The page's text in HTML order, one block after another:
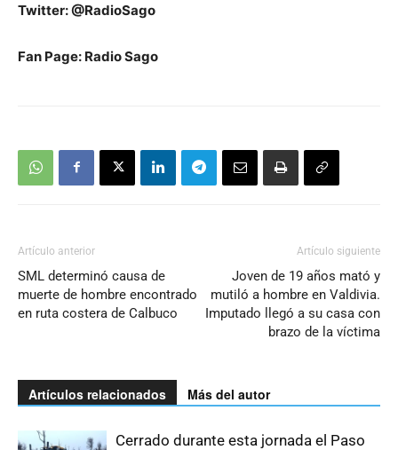
Twitter: @RadioSago
Fan Page: Radio Sago
Artículo anterior
SML determinó causa de
muerte de hombre encontrado
en ruta costera de Calbuco
Artículo siguiente
Joven de 19 años mató y
mutiló a hombre en Valdivia.
Imputado llegó a su casa con
brazo de la víctima
Artículos relacionados Más del autor
Cerrado durante esta jornada el Paso